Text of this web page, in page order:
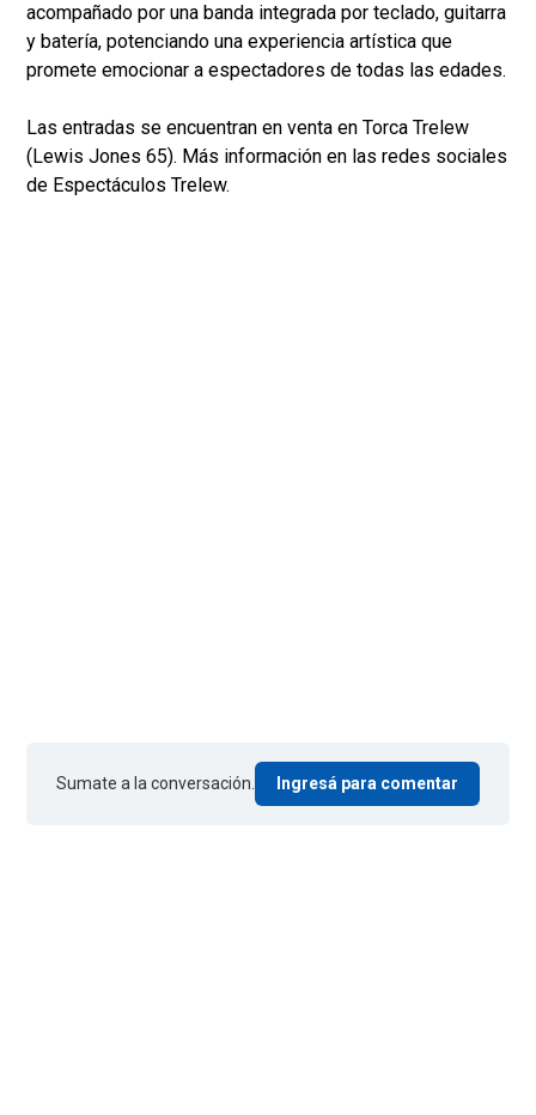
acompañado por una banda integrada por teclado, guitarra
y batería, potenciando una experiencia artística que
promete emocionar a espectadores de todas las edades.
Las entradas se encuentran en venta en Torca Trelew
(Lewis Jones 65). Más información en las redes sociales
de Espectáculos Trelew.
Sumate a la conversación. Ingresá para comentar